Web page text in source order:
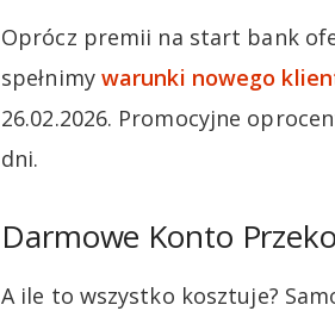
Oprócz premii na start bank
spełnimy warunki nowego
26.02.2026. Promocyjne
dni.
Darmowe Konto
A ile to wszystko kosztuje?